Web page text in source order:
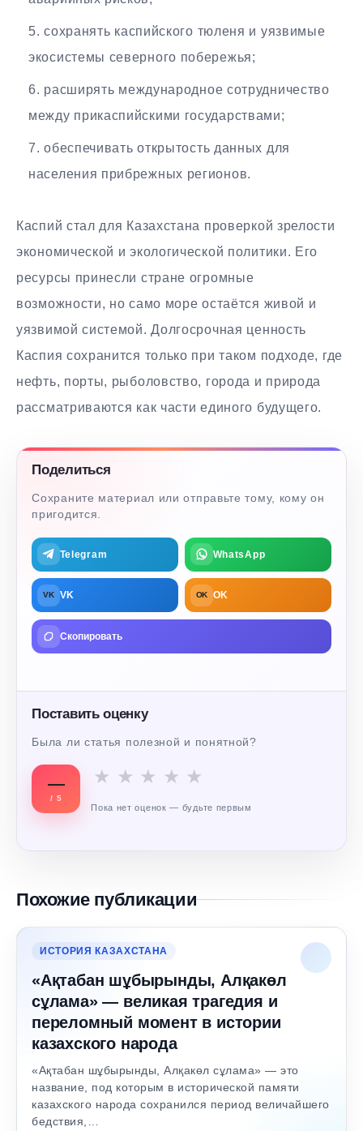
сохранять каспийского тюленя и уязвимые
экосистемы северного побережья;
расширять международное сотрудничество
между прикаспийскими государствами;
обеспечивать открытость данных для
населения прибрежных регионов.
Каспий стал для Казахстана проверкой зрелости
экономической и экологической политики. Его
ресурсы принесли стране огромные
возможности, но само море остаётся живой и
уязвимой системой. Долгосрочная ценность
Каспия сохранится только при таком подходе, где
нефть, порты, рыболовство, города и природа
рассматриваются как части единого будущего.
Поделиться
Сохраните материал или отправьте тому, кому он
пригодится.
Telegram WhatsApp
VK VK OK OK
Скопировать
Поставить оценку
Была ли статья полезной и понятной?
—
/ 5
★ ★ ★ ★ ★
Пока нет оценок — будьте первым
Похожие публикации
ИСТОРИЯ КАЗАХСТАНА
«Ақтабан шұбырынды, Алқакөл
сұлама» — великая трагедия и
переломный момент в истории
казахского народа
«Ақтабан шұбырынды, Алқакөл сұлама» — это
название, под которым в исторической памяти
казахского народа сохранился период величайшего
бедствия,…